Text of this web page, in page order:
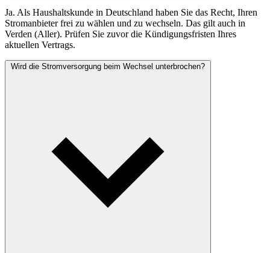
Ja. Als Haushaltskunde in Deutschland haben Sie das Recht, Ihren
Stromanbieter frei zu wählen und zu wechseln. Das gilt auch in
Verden (Aller). Prüfen Sie zuvor die Kündigungsfristen Ihres
aktuellen Vertrags.
Wird die Stromversorgung beim Wechsel unterbrochen?